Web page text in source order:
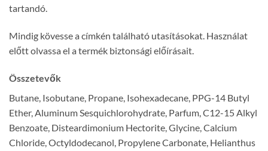
tartandó.
Mindig kövesse a címkén található utasításokat. Használat
előtt olvassa el a termék biztonsági előírásait.
Összetevők
Butane, Isobutane, Propane, Isohexadecane, PPG-14 Butyl
Ether, Aluminum Sesquichlorohydrate, Parfum, C12-15 Alkyl
Benzoate, Disteardimonium Hectorite, Glycine, Calcium
Chloride, Octyldodecanol, Propylene Carbonate, Helianthus